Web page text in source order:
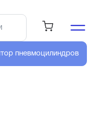
пневмоцилиндров